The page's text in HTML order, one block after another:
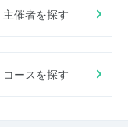
主催者を探す
コースを探す